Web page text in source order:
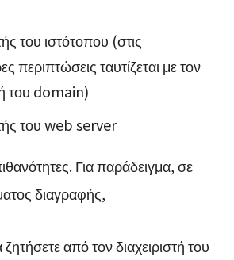
του ιστότοπου (στις
περιπτώσεις ταυτίζεται με τον
του domain)
του web server
Για παράδειγμα, σε
διαγραφής,
από τον διαχειριστή του